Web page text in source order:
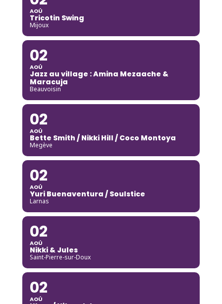
AOÛ
Tricotin Swing
Mijoux
02
AOÛ
Jazz au village : Amina Mezaache &
Maracuja
Beauvoisin
02
AOÛ
Bette Smith / Nikki Hill / Coco Montoya
Megève
02
AOÛ
Yuri Buenaventura / Soulstice
Larnas
02
AOÛ
Nikki & Jules
Saint-Pierre-sur-Doux
02
AOÛ